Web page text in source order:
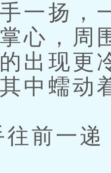
一扬，
心，周
出现更
中蠕动
前一递